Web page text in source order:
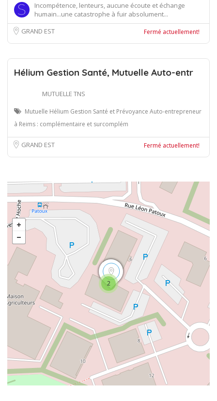
Incompétence, lenteurs, aucune écoute et échange
humain...une catastrophe à fuir absolument...
GRAND EST
Fermé actuellement!
Hélium Gestion Santé, Mutuelle Auto-entr
MUTUELLE TNS
Mutuelle Hélium Gestion Santé et Prévoyance Auto-entrepreneur
à Reims : complémentaire et surcomplém
GRAND EST Fermé actuellement!
2